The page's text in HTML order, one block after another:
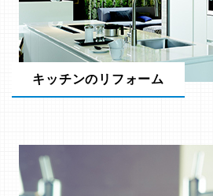
キッチンのリフォーム